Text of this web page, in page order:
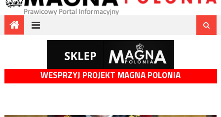
WESPRZYJ PROJEKT MAGNA POLONIA